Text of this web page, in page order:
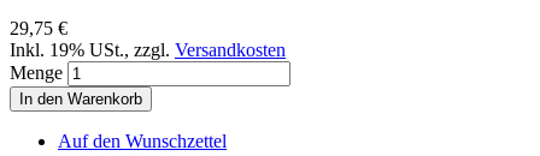
29,75 €
Inkl. 19% USt., zzgl. Versandkosten
Menge
In den Warenkorb
Auf den Wunschzettel